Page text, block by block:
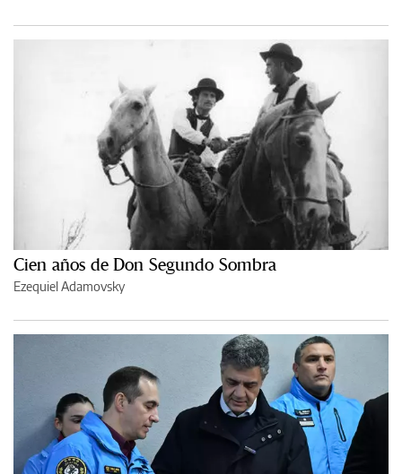
Cien años de Don Segundo Sombra
Ezequiel Adamovsky